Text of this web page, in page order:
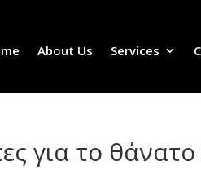
About Us Services
για το